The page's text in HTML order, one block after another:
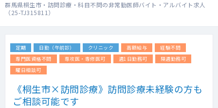
群馬県桐生市・訪問診療・科目不問の非常勤医師バイト・アルバイト求人
（25-TJ315811）
定期 日勤（午前診） クリニック 高額給与
経験不問
専門医資格不問
専攻医・専修医可 週1日勤務可
隔週勤務可
曜日相談可
《桐生市×訪問診療》訪問診療未経験の方も
ご相談可能です